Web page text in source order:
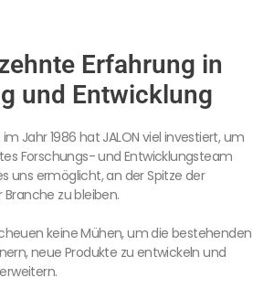
Erfahrung in
und Entwicklung
Jahr 1986 hat JALON viel investiert, um
Forschungs- und Entwicklungsteam
uns ermöglicht, an der Spitze der
zu bleiben.
keine Mühen, um die bestehenden
neue Produkte zu entwickeln und